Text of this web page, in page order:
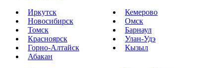
Иркутск
Кемерово
Новосибирск
Омск
Томск
Барнаул
Красноярск
Улан-Удэ
Горно-Алтайск
Кызыл
Абакан